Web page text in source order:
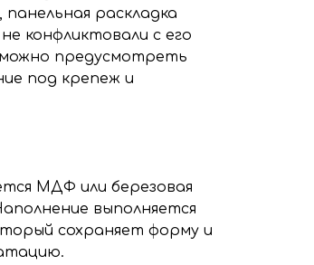
раскладка
конфликтовали с его
предусмотреть
под крепеж и
МДФ или березовая
выполняется
сохраняет форму и